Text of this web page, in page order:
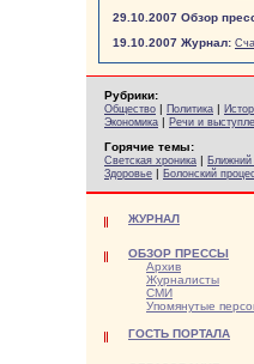
29.10.2007 Обзор
19.10.2007 Журнал:
Рубрики:
Общество | Политика |
Экономика | Речи и
Горячие темы:
Светская хроника | Ближний
Здоровье | Болонский
ЖУРНАЛ
ОБЗОР ПРЕССЫ
Архив
Журналисты
СМИ
Упомянутые
ГОСТЬ ПОРТАЛА